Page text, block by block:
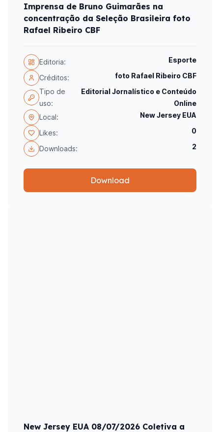
Imprensa de Bruno Guimarães na
concentração da Seleção Brasileira foto
Rafael Ribeiro CBF
Editoria: Esporte
Créditos:
foto Rafael Ribeiro CBF
Tipo de
uso:
Editorial Jornalístico e Conteúdo
Online
Local:
New Jersey EUA
Likes: 0
Downloads: 2
Download
New Jersey EUA 08/07/2026 Coletiva a